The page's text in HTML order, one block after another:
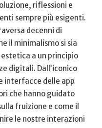
riflessioni e
sempre più esigenti.
decenni ⁤di
⁤il minimalismo si sia
a un⁣ principio
⁤digitali. Dall’iconico
‍interfacce delle app
che hanno guidato
fruizione e⁣ come il
le nostre interazioni